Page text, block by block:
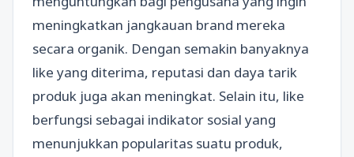
meningkatkan jangkauan brand mereka
secara organik. Dengan semakin banyaknya
like yang diterima, reputasi dan daya tarik
produk juga akan meningkat. Selain itu, like
berfungsi sebagai indikator sosial yang
menunjukkan popularitas suatu produk,